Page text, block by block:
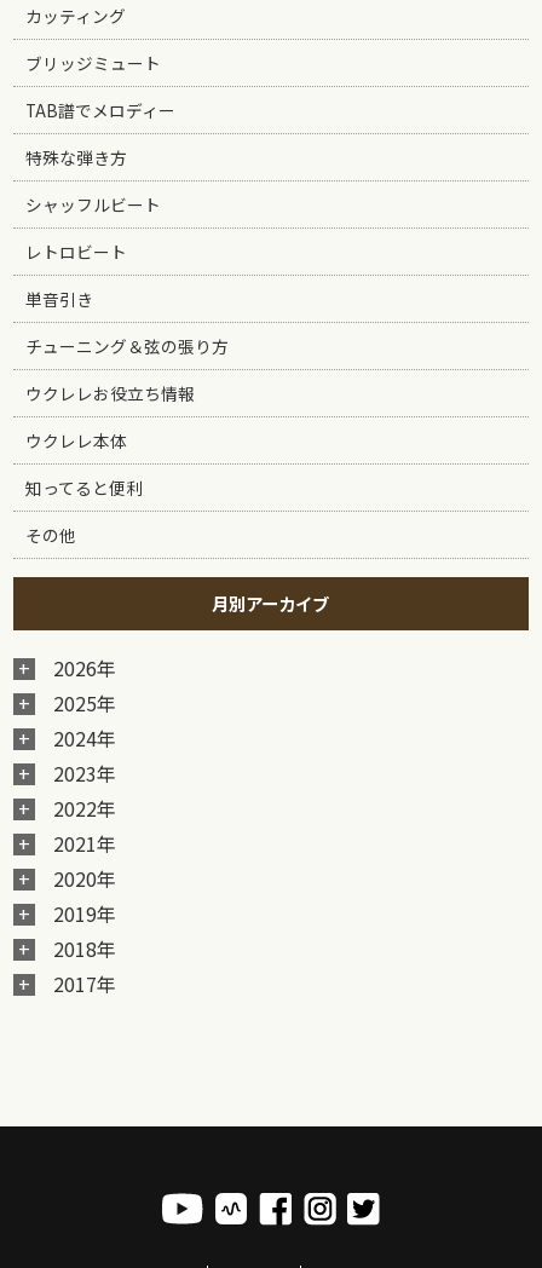
カッティング
ブリッジミュート
TAB譜でメロディー
特殊な弾き方
シャッフルビート
レトロビート
単音引き
チューニング＆弦の張り方
ウクレレお役立ち情報
ウクレレ本体
知ってると便利
その他
月別アーカイブ
2026年
2025年
2024年
2023年
2022年
2021年
2020年
2019年
2018年
2017年